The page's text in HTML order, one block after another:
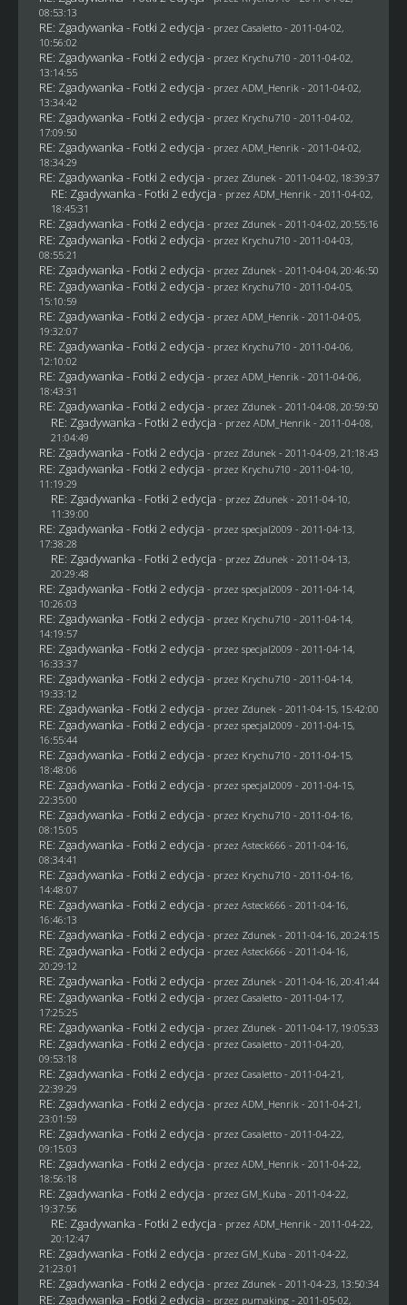
08:53:13
RE: Zgadywanka - Fotki 2 edycja - przez Casaletto- 2011-04-02,
10:56:02
RE: Zgadywanka - Fotki 2 edycja - przez Krychu710 - 2011-04-02,
13:14:55
RE: Zgadywanka - Fotki 2 edycja - przez ADM_Henrik- 2011-04-02,
13:34:42
RE: Zgadywanka - Fotki 2 edycja - przez Krychu710 - 2011-04-02,
17:09:50
RE: Zgadywanka - Fotki 2 edycja - przez ADM_Henrik- 2011-04-02,
18:34:29
RE: Zgadywanka - Fotki 2 edycja - przez Zdunek- 2011-04-02, 18:39:37
RE: Zgadywanka - Fotki 2 edycja - przez ADM_Henrik- 2011-04-02,
18:45:31
RE: Zgadywanka - Fotki 2 edycja - przez Zdunek- 2011-04-02, 20:55:16
RE: Zgadywanka - Fotki 2 edycja - przez Krychu710 - 2011-04-03,
08:55:21
RE: Zgadywanka - Fotki 2 edycja - przez Zdunek- 2011-04-04, 20:46:50
RE: Zgadywanka - Fotki 2 edycja - przez Krychu710 - 2011-04-05,
15:10:59
RE: Zgadywanka - Fotki 2 edycja - przez ADM_Henrik- 2011-04-05,
19:32:07
RE: Zgadywanka - Fotki 2 edycja - przez Krychu710 - 2011-04-06,
12:10:02
RE: Zgadywanka - Fotki 2 edycja - przez ADM_Henrik- 2011-04-06,
18:43:31
RE: Zgadywanka - Fotki 2 edycja - przez Zdunek- 2011-04-08, 20:59:50
RE: Zgadywanka - Fotki 2 edycja - przez ADM_Henrik- 2011-04-08,
21:04:49
RE: Zgadywanka - Fotki 2 edycja - przez Zdunek- 2011-04-09, 21:18:43
RE: Zgadywanka - Fotki 2 edycja - przez Krychu710 - 2011-04-10,
11:19:29
RE: Zgadywanka - Fotki 2 edycja - przez Zdunek- 2011-04-10,
11:39:00
RE: Zgadywanka - Fotki 2 edycja - przez specjal2009 - 2011-04-13,
17:38:28
RE: Zgadywanka - Fotki 2 edycja - przez Zdunek- 2011-04-13,
20:29:48
RE: Zgadywanka - Fotki 2 edycja - przez specjal2009 - 2011-04-14,
10:26:03
RE: Zgadywanka - Fotki 2 edycja - przez Krychu710 - 2011-04-14,
14:19:57
RE: Zgadywanka - Fotki 2 edycja - przez specjal2009 - 2011-04-14,
16:33:37
RE: Zgadywanka - Fotki 2 edycja - przez Krychu710 - 2011-04-14,
19:33:12
RE: Zgadywanka - Fotki 2 edycja - przez Zdunek- 2011-04-15, 15:42:00
RE: Zgadywanka - Fotki 2 edycja - przez specjal2009 - 2011-04-15,
16:55:44
RE: Zgadywanka - Fotki 2 edycja - przez Krychu710 - 2011-04-15,
18:48:06
RE: Zgadywanka - Fotki 2 edycja - przez specjal2009 - 2011-04-15,
22:35:00
RE: Zgadywanka - Fotki 2 edycja - przez Krychu710 - 2011-04-16,
08:15:05
RE: Zgadywanka - Fotki 2 edycja - przez Asteck666 - 2011-04-16,
08:34:41
RE: Zgadywanka - Fotki 2 edycja - przez Krychu710 - 2011-04-16,
14:48:07
RE: Zgadywanka - Fotki 2 edycja - przez Asteck666 - 2011-04-16,
16:46:13
RE: Zgadywanka - Fotki 2 edycja - przez Zdunek- 2011-04-16, 20:24:15
RE: Zgadywanka - Fotki 2 edycja - przez Asteck666 - 2011-04-16,
20:29:12
RE: Zgadywanka - Fotki 2 edycja - przez Zdunek- 2011-04-16, 20:41:44
RE: Zgadywanka - Fotki 2 edycja - przez Casaletto- 2011-04-17,
17:25:25
RE: Zgadywanka - Fotki 2 edycja - przez Zdunek- 2011-04-17, 19:05:33
RE: Zgadywanka - Fotki 2 edycja - przez Casaletto- 2011-04-20,
09:53:18
RE: Zgadywanka - Fotki 2 edycja - przez Casaletto- 2011-04-21,
22:39:29
RE: Zgadywanka - Fotki 2 edycja - przez ADM_Henrik- 2011-04-21,
23:01:59
RE: Zgadywanka - Fotki 2 edycja - przez Casaletto- 2011-04-22,
09:15:03
RE: Zgadywanka - Fotki 2 edycja - przez ADM_Henrik- 2011-04-22,
18:56:18
RE: Zgadywanka - Fotki 2 edycja - przez GM_Kuba - 2011-04-22,
19:37:56
RE: Zgadywanka - Fotki 2 edycja - przez ADM_Henrik- 2011-04-22,
20:12:47
RE: Zgadywanka - Fotki 2 edycja - przez GM_Kuba - 2011-04-22,
21:23:01
RE: Zgadywanka - Fotki 2 edycja - przez Zdunek- 2011-04-23, 13:50:34
RE: Zgadywanka - Fotki 2 edycja - przez pumaking- 2011-05-02,